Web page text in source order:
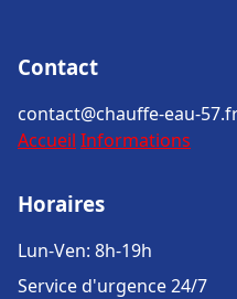
Contact
contact@chauffe-eau-
Accueil Informations
Horaires
Lun-Ven: 8h-19h
Service d'urgence 24/7